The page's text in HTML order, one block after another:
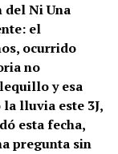
del Ni Una
el
ocurrido
no
y esa
lluvia este 3J,
esta fecha,
pregunta sin